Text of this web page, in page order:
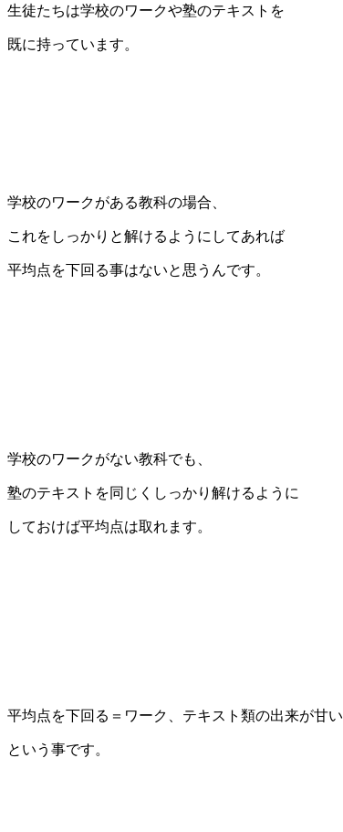
生徒たちは学校のワークや塾のテキストを
既に持っています。
学校のワークがある教科の場合、
これをしっかりと解けるようにしてあれば
平均点を下回る事はないと思うんです。
学校のワークがない教科でも、
塾のテキストを同じくしっかり解けるように
しておけば平均点は取れます。
平均点を下回る＝ワーク、テキスト類の出来が甘い
という事です。